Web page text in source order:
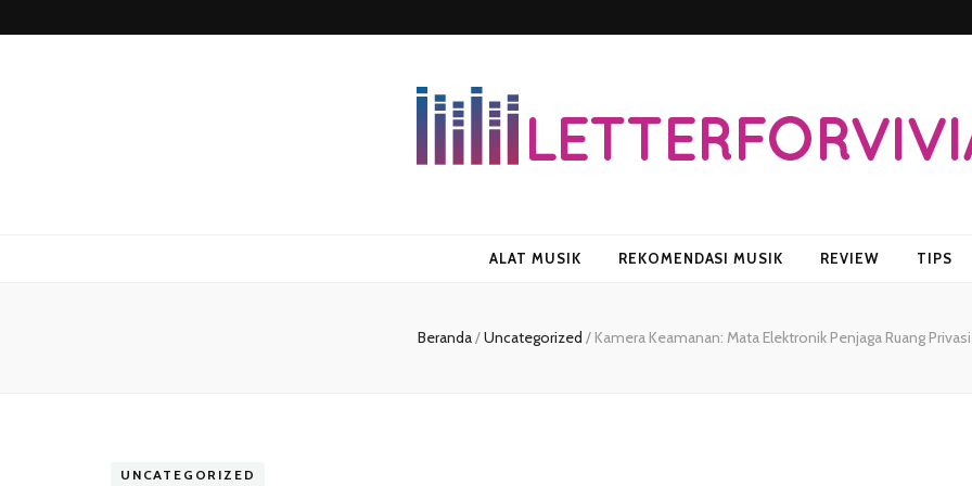
ALAT MUSIK REKOMENDASI MUSIK REVIEW TIPS
Beranda/Uncategorized / Kamera Keamanan: Mata Elektronik Penjaga Ruang
UNCATEGORIZED